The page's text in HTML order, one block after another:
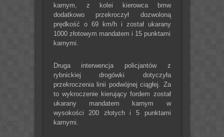
karnym, z kolei kierowca bmw
dodatkowo przekroczył dozwoloną
prędkość o 69 km/h i został ukarany
1000 złotowym mandatem i 15 punktami
karnymi.
Druga interwencja policjantów z
rybnickiej drogówki dotyczyła
przekroczenia linii podwójnej ciągłej. Za
to wykroczenie kierujący fordem został
ukarany mandatem karnym w
wysokości 200 złotych i 5 punktami
karnymi.